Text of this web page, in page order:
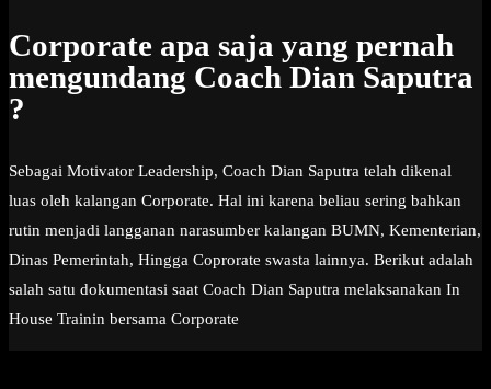
Corporate apa saja yang pernah
mengundang Coach Dian Saputra
?
Sebagai Motivator Leadership, Coach Dian Saputra telah dikenal
luas oleh kalangan Corporate. Hal ini karena beliau sering bahkan
rutin menjadi langganan narasumber kalangan BUMN, Kementerian,
Dinas Pemerintah, Hingga Coprorate swasta lainnya. Berikut adalah
salah satu dokumentasi saat Coach Dian Saputra melaksanakan In
House Trainin bersama Corporate